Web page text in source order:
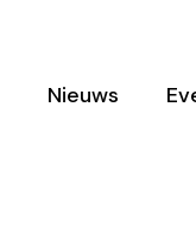
Nieuws